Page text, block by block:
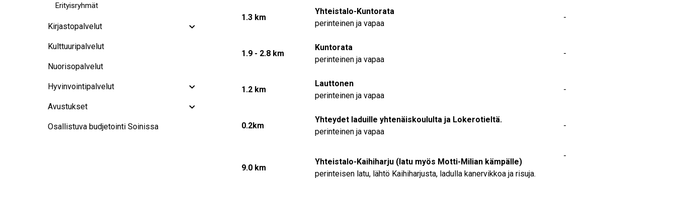
Erityisryhmät
Kirjastopalvelut
Kulttuuripalvelut
Nuorisopalvelut
Hyvinvointipalvelut
Avustukset
Osallistuva budjetointi Soinissa
1.3 km
Yhteistalo-Kuntorata
perinteinen ja vapaa
-
1.9 - 2.8 km
Kuntorata
perinteinen ja vapaa
-
1.2 km
Lauttonen
perinteinen ja vapaa
-
0.2km
Yhteydet laduille yhtenäiskoululta ja Lokerotieltä.
perinteinen ja vapaa
-
9.0 km
Yhteistalo-Kaihiharju (latu myös Motti-Milian kämpälle)
perinteisen latu, lähtö Kaihiharjusta, ladulla kanervikkoa ja risuja.
-